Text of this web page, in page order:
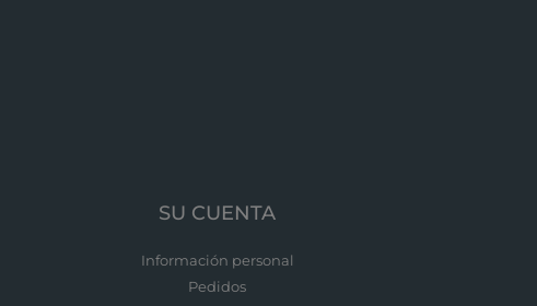
SU CUENTA
Información personal
Pedidos